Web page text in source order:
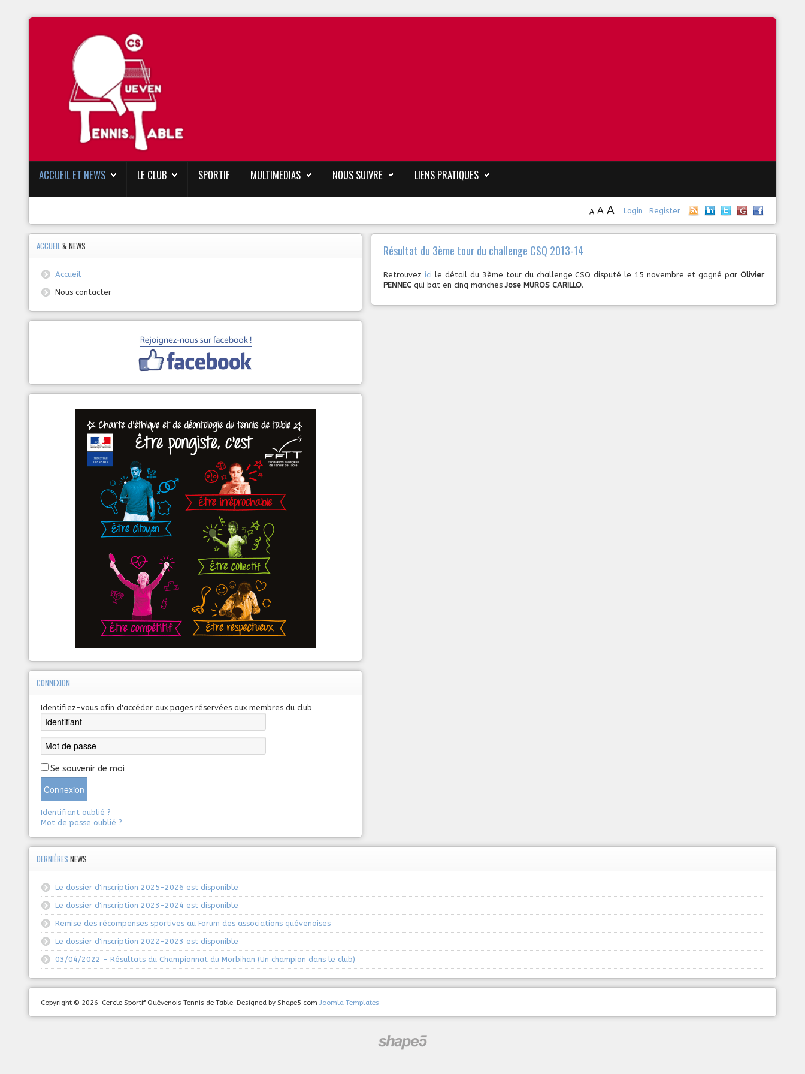
ACCUEIL ET NEWS LE CLUB SPORTIF MULTIMEDIAS NOUS SUIVRE LIENS PRATIQUES
Login Register
A A A
Résultat du 3ème tour du challenge CSQ 2013-14
Retrouvezici le détail du 3ème tour du challenge CSQ disputé le 15 novembre et gagné par Olivier
PENNEC qui bat en cinq manchesJose MUROS CARILLO.
ACCUEIL& NEWS
Accueil
Nous contacter
CONNEXION
Identifiez-vous afin d'accéder aux pages réservées aux membres du club
Se souvenir de moi
Connexion
Identifiant oublié ?
Mot de passe oublié ?
DERNIÈRESNEWS
Le dossier d'inscription 2025-2026 est disponible
Le dossier d'inscription 2023-2024 est disponible
Remise des récompenses sportives au Forum des associations quévenoises
Le dossier d'inscription 2022-2023 est disponible
03/04/2022 - Résultats du Championnat du Morbihan (Un champion dans le club)
Copyright © 2026. Cercle Sportif Quévenois Tennis de Table. Designed by Shape5.comJoomla Templates